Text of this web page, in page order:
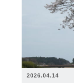
2026.04.14